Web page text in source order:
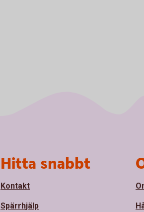
Hitta snabbt
Kontakt
Spärrhjälp